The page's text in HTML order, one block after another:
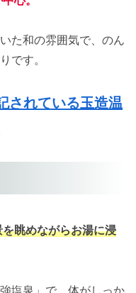
た和の雰囲気で、のん
です。
されている玉造温
眺めながらお湯に浸
塩泉」で、体がしっか